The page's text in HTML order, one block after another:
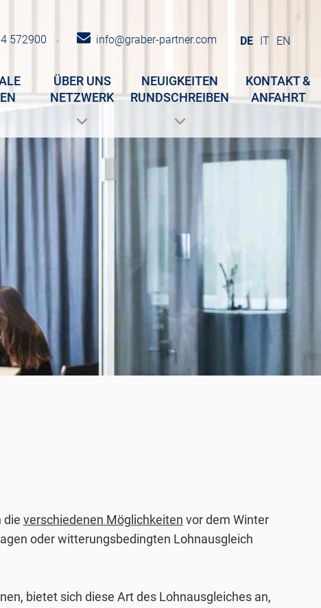
572900 · info@graber-partner.com DE IT EN
ÜBER UNS
NETZWERK
NEUIGKEITEN
RUNDSCHREIBEN
KONTAKT &
ANFAHRT
die verschiedenen Möglichkeiten vor dem Winter
oder witterungsbedingten Lohnausgleich
bietet sich diese Art des Lohnausgleiches an,